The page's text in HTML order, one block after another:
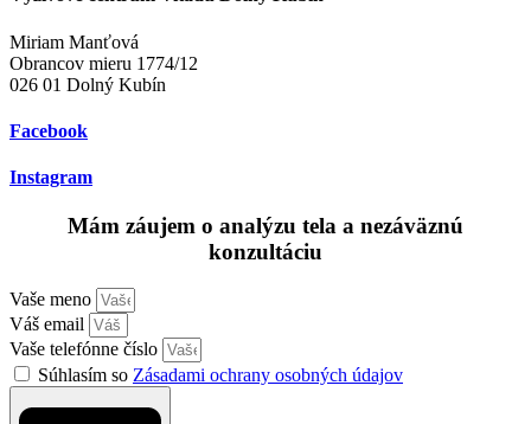
Miriam Manťová
Obrancov mieru 1774/12
026 01 Dolný Kubín
Facebook
Instagram
Mám záujem o analýzu tela a nezáväznú
konzultáciu
Vaše meno
Váš email
Vaše telefónne číslo
Súhlasím so Zásadami ochrany osobných údajov